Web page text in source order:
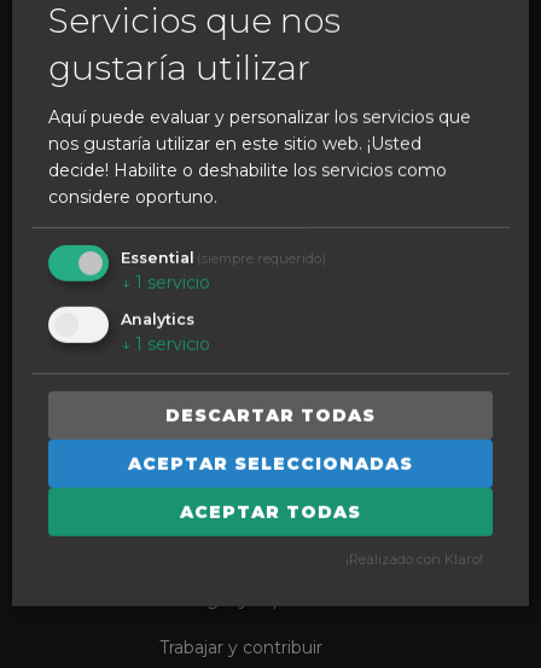
SIENTE LA TRADICIÓN
Raíces y recuerdos
CONTAR LA HISTORIA
Voces de la ciudad
CREAR EL FUTURO
VIVA COMO CALDAS
Trabajar y contribuir
Servicios que nos
gustaría utilizar
Aquí puede evaluar y personalizar los servicios que
nos gustaría utilizar en este sitio web. ¡Usted
decide! Habilite o deshabilite los servicios como
considere oportuno.
Essential (siempre requerido)
↓ 1 servicio
Analytics
↓ 1 servicio
DESCARTAR TODAS
ACEPTAR SELECCIONADAS
ACEPTAR TODAS
¡Realizado con Klaro!